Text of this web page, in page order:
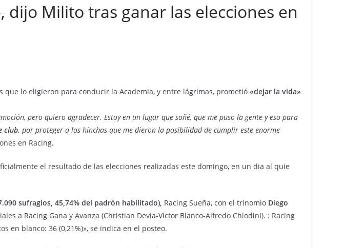
dijo Milito tras ganar las elecciones en
que lo eligieron para conducir la Academia, y entre lágrimas, prometió «dejar la vida»
pero quiero agradecer. Estoy en un lugar que soñé, que me puso la gente y eso para
club, por proteger a los hinchas que me dieron la posibilidad de cumplir este enorme
en Racing.
el resultado de las elecciones realizadas este domingo, en un dia al quie
sufragios, 45,74% del padrón habilitado), Racing Sueña, con el trinomio Diego
a Racing Gana y Avanza (Christian Devia-Víctor Blanco-Alfredo Chiodini). : Racing
en blanco: 36 (0,21%)», se indica en el posteo.